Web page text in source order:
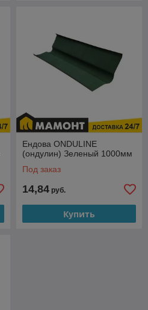
Ендова ONDULINE
(ондулин) Зеленый 1000мм
Под заказ
14,84 руб.
Купить